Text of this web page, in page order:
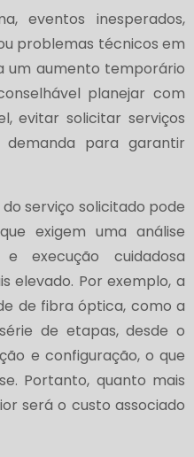
eventos inesperados,
problemas técnicos em
um aumento temporário
planejar com
evitar solicitar serviços
para garantir
serviço solicitado pode
exigem uma análise
execução cuidadosa
elevado. Por exemplo, a
de fibra óptica, como a
de etapas, desde o
e configuração, o que
Portanto, quanto mais
será o custo associado